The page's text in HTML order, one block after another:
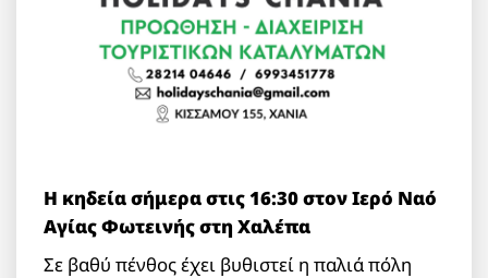
Η κηδεία σήμερα στις 16:30 στον Ιερό Ναό
Αγίας Φωτεινής στη Χαλέπα
Σε βαθύ πένθος έχει βυθιστεί η παλιά πόλη